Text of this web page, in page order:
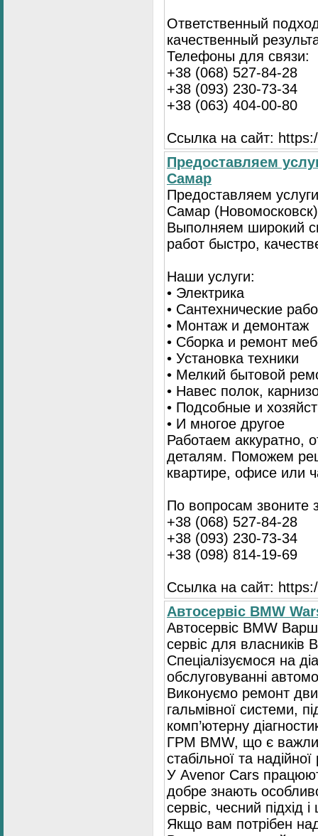
Ответственный
качественный
Телефоны для связи:
+38 (068) 527-84-28
+38 (093) 230-73-34
+38 (063) 404-00-80
Ссылка на сайт:
Предоставляем
Самар
Предоставляем
Самар
Выполняем широкий
работ быстро,
Наши услуги:
• Электрика
• Сантехнические
• Монтаж и демонтаж
• Сборка и ремонт
• Установка техники
• Мелкий бытовой
• Навес полок,
• Подсобные и
• И многое другое
Работаем аккуратно,
деталям. Поможем
квартире, офисе или
По вопросам звоните
+38 (068) 527-84-28
+38 (093) 230-73-34
+38 (098) 814-19-69
Ссылка на сайт:
Автосервіс BMW
Автосервіс BMW
сервіс для власників
Спеціалізуємося на
обслуговуванні
Виконуємо ремонт
гальмівної системи,
комп’ютерну
ГРМ BMW, що є
стабільної та
У Avenor Cars
добре знають
сервіс, чесний підхід
Якщо вам потрібен